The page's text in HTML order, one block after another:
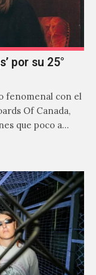
por su 25°
fenomenal con el
Of Canada,
que poco a…